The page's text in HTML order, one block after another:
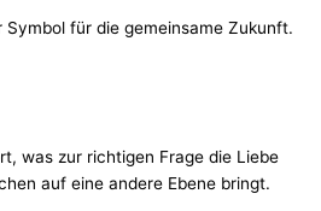
Symbol für die gemeinsame Zukunft.
was zur richtigen Frage die Liebe
auf eine andere Ebene bringt.